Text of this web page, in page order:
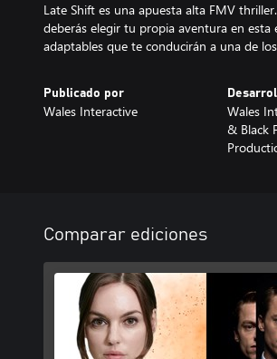
Late Shift es una apuesta alta FMV
deberás elegir tu propia aventura en
adaptables que te conducirán a una de
Publicado por
Wales Interactive
Wales
& Black
Comparar ediciones